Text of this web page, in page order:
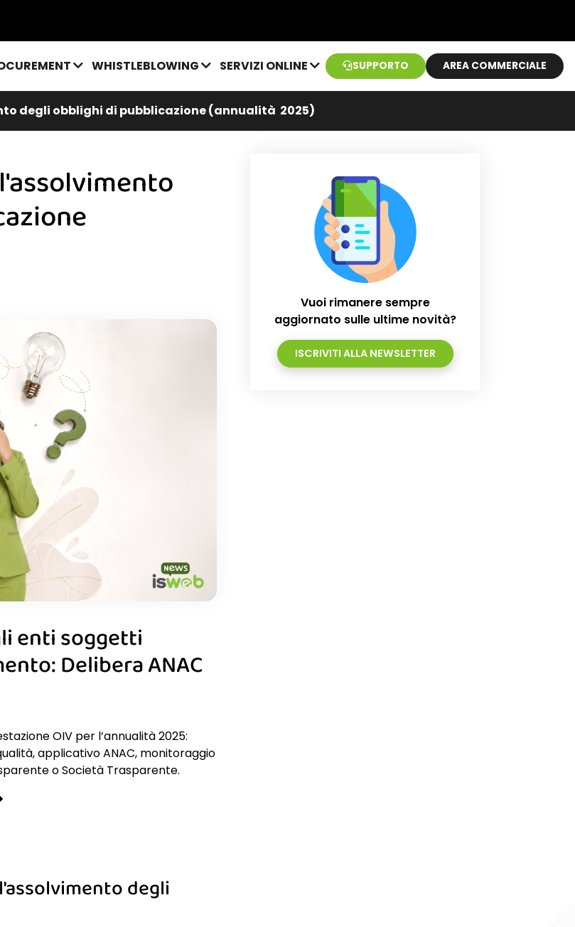
WHISTLEBLOWING SERVIZI ONLINE SUPPORTO AREA COMMERCIALE
degli obblighi di pubblicazione (annualità 2025)
enti soggetti
Delibera ANAC
OIV per l’annualità 2025:
applicativo ANAC, monitoraggio
o Società Trasparente.
degli
Vuoi rimanere sempre
aggiornato sulle ultime novità?
ISCRIVITI ALLA NEWSLETTER